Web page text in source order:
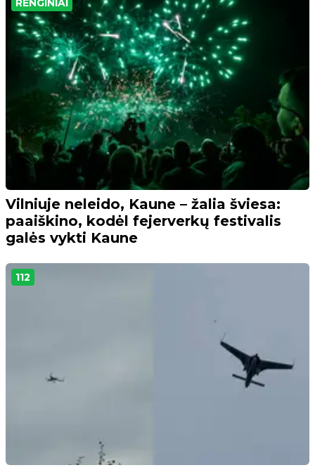
Vilniuje neleido, Kaune – žalia šviesa:
paaiškino, kodėl fejerverkų festivalis
galės vykti Kaune
112